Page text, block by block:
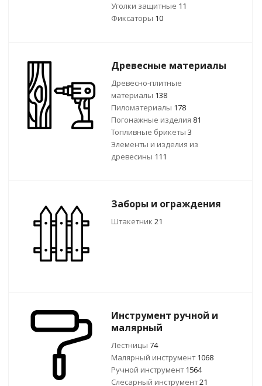
Уголки защитные 11
Фиксаторы 10
Древесные материалы
Древесно-плитные
материалы 138
Пиломатериалы 178
Погонажные изделия 81
Топливные брикеты 3
Элементы и изделия из
древесины 111
Заборы и ограждения
Штакетник 21
Инструмент ручной и
малярный
Лестницы 74
Малярный инструмент1068
Ручной инcтрумент1564
Слесарный инструмент21